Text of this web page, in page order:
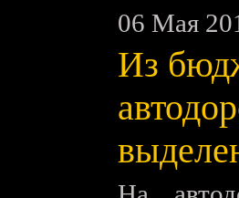
06 Мая
Из